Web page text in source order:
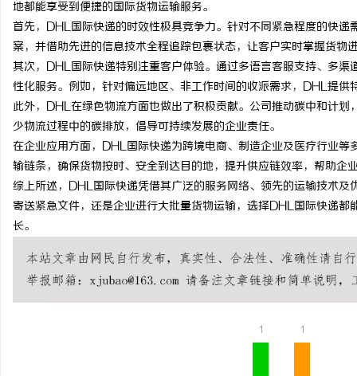
地都能享受到便捷的国际货物运输服务。
首先，DHL国际快递的时效性极具竞争力。针对不同紧急程度的快
案，并借助先进的信息技术全程追踪包裹状态，让客户实时掌握货物
其次，DHL国际快递特别注重客户体验。通过多语言客服支持、多
性化服务。例如，针对偏远地区、非工作时间的收派需求，DHL提
此外，DHL在绿色物流方面也做出了积极贡献。公司推动碳中和计
少物流过程中的碳排放，倡导可持续发展的企业责任。
在企业应用方面，DHL国际快递为跨境电商、制造企业及医疗行业
输链条，确保货物按时、安全到达目的地，提升供应链效率，帮助企
综上所述，DHL国际快递凭借其广泛的服务网络、领先的运输技术
寄送紧急文件，还是企业进行大批量货物运输，选择DHL国际快递
长。
1 1
武汉配眼镜 上海配眼镜 深度解析蚂蚁影视：